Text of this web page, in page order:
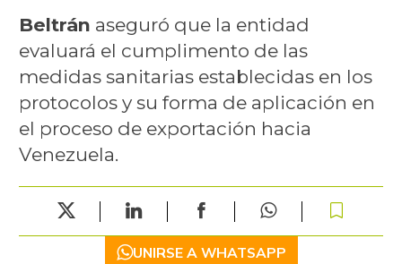
Beltrán aseguró que la entidad
evaluará el cumplimento de las
medidas sanitarias establecidas en los
protocolos y su forma de aplicación en
el proceso de exportación hacia
Venezuela.
UNIRSE A WHATSAPP